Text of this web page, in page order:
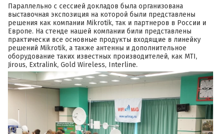
Параллельно с сессией докладов была организована
выставочная экспозиция на которой были представлены
решения как компании Mikrotik, так и партнеров в России и
Европе. На стенде нашей компании били представлены
практически все основные продукты входящие в линейку
решений Mikrotik, а также антенны и дополнительное
оборудование таких известных производителей, как MTI,
Jirous, Extralink, Gold Wireless, Interline.